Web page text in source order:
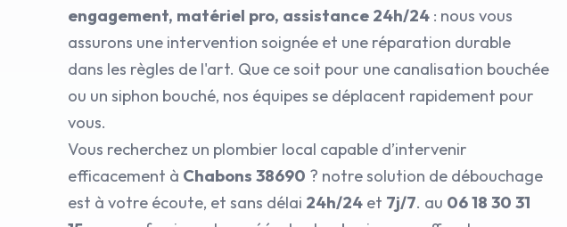
engagement, matériel pro, assistance 24h/24 : nous vous
assurons une intervention soignée et une réparation durable
dans les règles de l'art. Que ce soit pour une canalisation bouchée
ou un siphon bouché, nos équipes se déplacent rapidement pour
vous.
Vous recherchez un plombier local capable d’intervenir
efficacement à Chabons 38690 ? notre solution de débouchage
est à votre écoute, et sans délai 24h/24 et 7j/7. au 06 18 30 31